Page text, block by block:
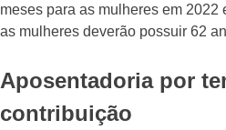
meses para as mulheres em 2022
as mulheres deverão possuir 62
Aposentadoria por
contribuição